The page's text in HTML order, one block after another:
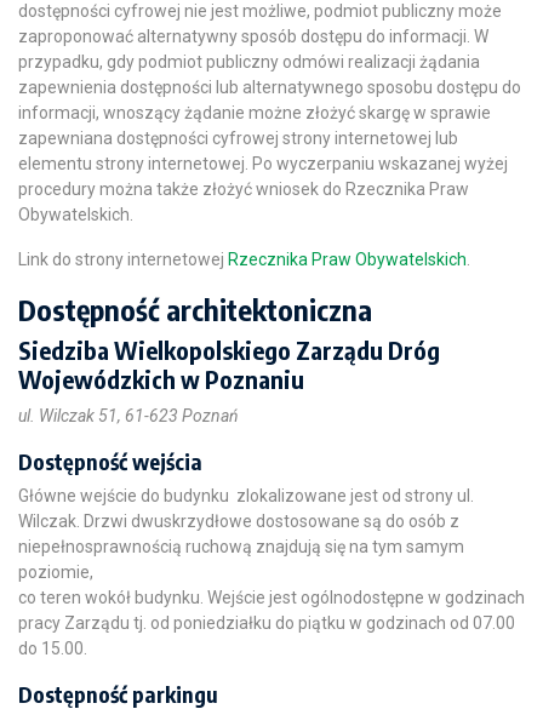
dostępności cyfrowej nie jest możliwe, podmiot publiczny może
zaproponować alternatywny sposób dostępu do informacji. W
przypadku, gdy podmiot publiczny odmówi realizacji żądania
zapewnienia dostępności lub alternatywnego sposobu dostępu do
informacji, wnoszący żądanie możne złożyć skargę w sprawie
zapewniana dostępności cyfrowej strony internetowej lub
elementu strony internetowej. Po wyczerpaniu wskazanej wyżej
procedury można także złożyć wniosek do Rzecznika Praw
Obywatelskich.
Link do strony internetowej Rzecznika Praw Obywatelskich
Dostępność architektoniczna
Siedziba Wielkopolskiego Zarządu Dróg
Wojewódzkich w Poznaniu
ul. Wilczak 51, 61-623 Poznań
Dostępność wejścia
Główne wejście do budynku zlokalizowane jest od strony ul.
Wilczak. Drzwi dwuskrzydłowe dostosowane są do osób z
niepełnosprawnością ruchową znajdują się na tym samym
poziomie,
co teren wokół budynku. Wejście jest ogólnodostępne w godzinach
pracy Zarządu tj. od poniedziałku do piątku w godzinach od 07.00
do 15.00.
Dostępność parkingu